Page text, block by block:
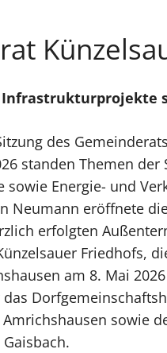
des
standen Themen der
Energie- und
Neumann eröffnete
erfolgten
Friedhofs,
am 8. Mai
sowie